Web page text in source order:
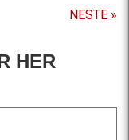
NESTE »
HER